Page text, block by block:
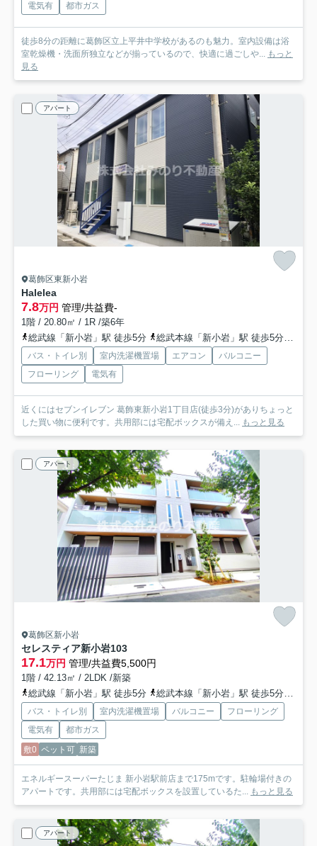
電気有
都市ガス
徒歩8分の距離に葛飾区立上平井中学校があるのも魅力。室内設備は浴
室乾燥機・洗面所独立などが揃っているので、快適に過ごしや... もっと
見る
アパート
葛飾区東新小岩
Halelea
7.8万円 管理/共益費-
1階 / 20.80㎡ / 1R /築6年
総武線「新小岩」駅 徒歩5分
総武本線「新小岩」駅 徒歩5分
バス・トイレ別 室内洗濯機置場 エアコン
バルコニー
フローリング
電気有
近くにはセブンイレブン 葛飾東新小岩1丁目店(徒歩3分)がありちょっと
した買い物に便利です。共用部には宅配ボックスが備え... もっと見る
アパート
葛飾区新小岩
セレスティア新小岩103
17.1万円 管理/共益費5,500円
1階 / 42.13㎡ / 2LDK /新築
総武線「新小岩」駅 徒歩5分
総武本線「新小岩」駅 徒歩5分
バス・トイレ別 室内洗濯機置場 バルコニー
フローリング
電気有
都市ガス
敷0 ペット可 新築
エネルギースーパーたじま 新小岩駅前店まで175mです。駐輪場付きの
アパートです。共用部には宅配ボックスを設置しているた... もっと見る
アパート